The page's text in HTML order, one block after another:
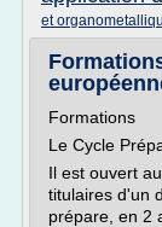
et
Formations
Le Cycle
Il est ouvert
titulaires d'un
prépare, en 2